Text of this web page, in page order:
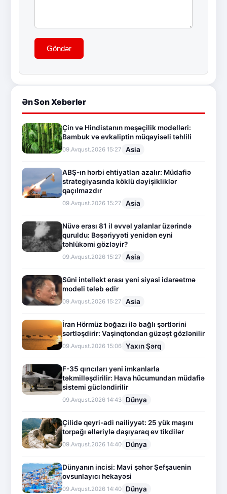
Göndər
Ən Son Xəbərlər
Çin və Hindistanın meşəçilik modelləri:
Bambuk və evkaliptin müqayisəli təhlili
09.Avqust.2026 15:27 Asia
ABŞ-ın hərbi ehtiyatları azalır: Müdafiə
strategiyasında köklü dəyişikliklər
qaçılmazdır
09.Avqust.2026 15:27 Asia
Nüvə erası 81 il əvvəl yalanlar üzərində
quruldu: Bəşəriyyəti yenidən eyni
təhlükəmi gözləyir?
09.Avqust.2026 15:27 Asia
Süni intellekt erası yeni siyasi idarəetmə
modeli tələb edir
09.Avqust.2026 15:27 Asia
İran Hörmüz boğazı ilə bağlı şərtlərini
sərtləşdirir: Vaşinqtondan güzəşt gözlənilir
09.Avqust.2026 15:06 Yaxın Şərq
F-35 qırıcıları yeni imkanlarla
təkmilləşdirilir: Hava hücumundan müdafiə
sistemi gücləndirilir
09.Avqust.2026 14:43 Dünya
Çilidə qeyri-adi nailiyyət: 25 yük maşını
torpağı əlləriylə daşıyaraq ev tikdilər
09.Avqust.2026 14:40 Dünya
Dünyanın incisi: Mavi şəhər Şefşauenin
ovsunlayıcı hekayəsi
09.Avqust.2026 14:40 Dünya